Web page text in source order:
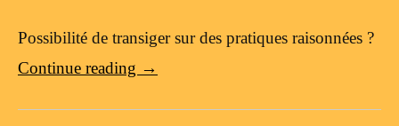
Possibilité de transiger sur des pratiques raisonnées ?
Continue reading →